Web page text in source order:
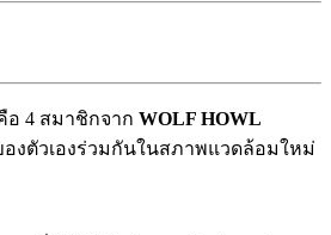
4 สมาชิกจาก WOLF HOWL
องตัวเองร่วมกันในสภาพแวดล้อมใหม่